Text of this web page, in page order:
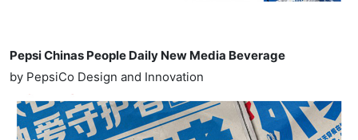
Pepsi Chinas People Daily New Media Beverage
by PepsiCo Design and Innovation